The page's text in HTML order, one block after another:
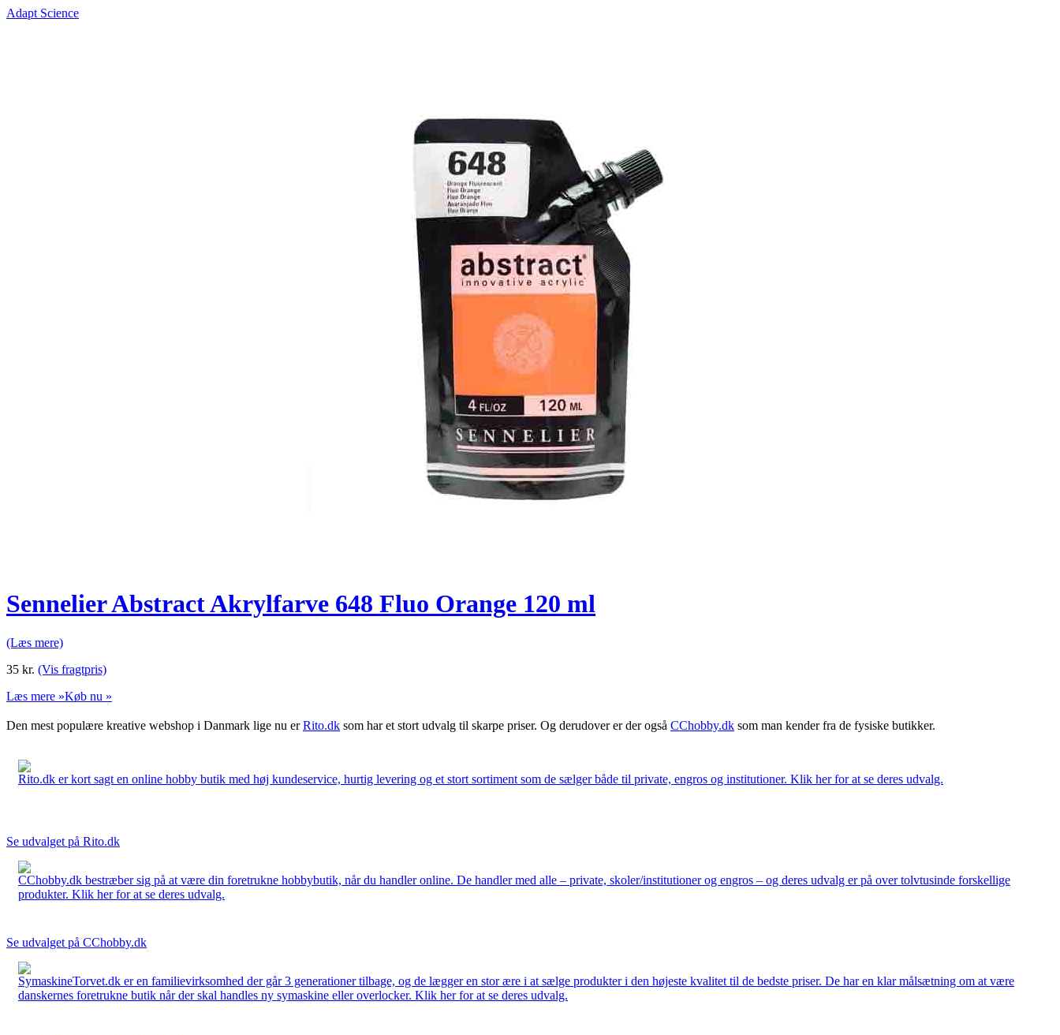
Adapt Science
Sennelier Abstract Akrylfarve 648 Fluo Orange 120 ml
(Læs mere)
35 kr. (Vis fragtpris)
Læs mere »Køb nu »
Den mest populære kreative webshop i Danmark lige nu erRito.dk som har et stort udvalg til skarpe priser. Og derudover er der også CChobby.dk som man kender fra de fysiske butikker.
Rito.dk er kort sagt en online hobby butik med høj kundeservice, hurtig levering og et stort sortiment som de sælger både til private, engros og institutioner. Klik her for at se deres udvalg.
Se udvalget på Rito.dk
CChobby.dk bestræber sig på at være din foretrukne hobbybutik, når du handler online. De handler med alle – private, skoler/institutioner og engros – og deres udvalg er på over tolvtusinde forskellige
produkter. Klik her for at se deres udvalg.
Se udvalget på CChobby.dk
SymaskineTorvet.dk er en familievirksomhed der går 3 generationer tilbage, og de lægger en stor ære i at sælge produkter i den højeste kvalitet til de bedste priser. De har en klar målsætning om at være
danskernes foretrukne butik når der skal handles ny symaskine eller overlocker. Klik her for at se deres udvalg.